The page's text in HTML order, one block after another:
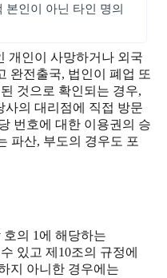
본인이 아닌 타인 명의
개인이 사망하거나 외국
완전출국, 법인이 폐업 또
것으로 확인되는 경우,
사의 대리점에 직접 방문
번호에 대한 이용권의 승
파산, 부도의 경우도 포
의 1에 해당하는
있고 제10조의 규정에
지 아니한 경우에는